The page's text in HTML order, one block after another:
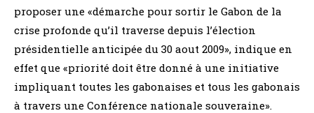
proposer une «démarche pour sortir le Gabon de la
crise profonde qu’il traverse depuis l’élection
présidentielle anticipée du 30 aout 2009», indique en
effet que «priorité doit être donné à une initiative
impliquant toutes les gabonaises et tous les gabonais
à travers une Conférence nationale souveraine».